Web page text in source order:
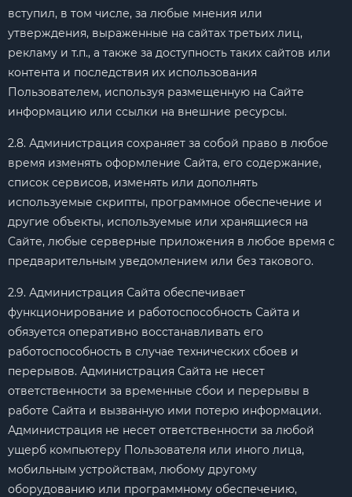
вступил, в том числе, за любые мнения или
утверждения, выраженные на сайтах третьих лиц,
рекламу и т.п., а также за доступность таких сайтов или
контента и последствия их использования
Пользователем, используя размещенную на Сайте
информацию или ссылки на внешние ресурсы.
2.8. Администрация сохраняет за собой право в любое
время изменять оформление Сайта, его содержание,
список сервисов, изменять или дополнять
используемые скрипты, программное обеспечение и
другие объекты, используемые или хранящиеся на
Сайте, любые серверные приложения в любое время с
предварительным уведомлением или без такового.
2.9. Администрация Сайта обеспечивает
функционирование и работоспособность Сайта и
обязуется оперативно восстанавливать его
работоспособность в случае технических сбоев и
перерывов. Администрация Сайта не несет
ответственности за временные сбои и перерывы в
работе Сайта и вызванную ими потерю информации.
Администрация не несет ответственности за любой
ущерб компьютеру Пользователя или иного лица,
мобильным устройствам, любому другому
оборудованию или программному обеспечению,